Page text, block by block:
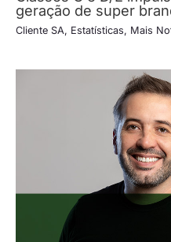
geração de super
Cliente SA, Estatísticas, Mais